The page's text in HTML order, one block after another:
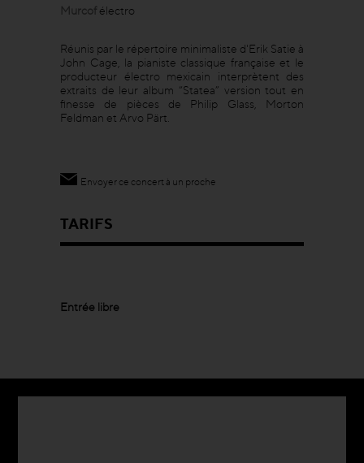
Murcof électro
Réunis par le répertoire minimaliste d'Erik Satie à
John Cage, la pianiste classique française et le
producteur électro mexicain interprètent des
extraits de leur album “Statea” version tout en
finesse de pièces de Philip Glass, Morton
Feldman et Arvo Pärt.
Envoyer ce concert à un proche
TARIFS
Entrée libre